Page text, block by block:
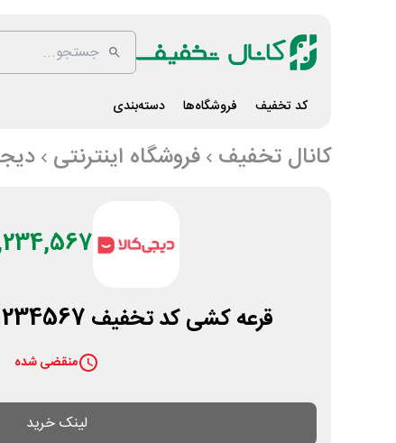
کد تخفیف فروشگاه‌ها دسته‌بندی
کانال تخفیف فروشگاه اینترنتی
1,234,567
قرعه کشی کد تخفیف 1234567 تومانی دیجی کالا
منقضی شده
لینک خرید